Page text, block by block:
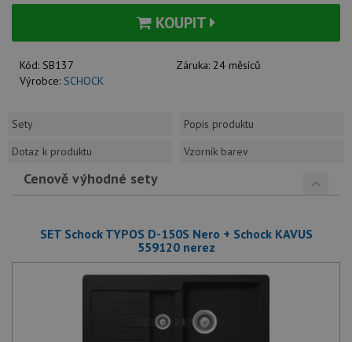
KOUPIT
Kód: SB137 Záruka: 24 měsíců
Výrobce: SCHOCK
Sety
Popis produktu
Dotaz k produktu
Vzorník barev
Cenově výhodné sety
SET Schock TYPOS D-150S Nero + Schock KAVUS
559120 nerez